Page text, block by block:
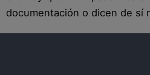
documentación o dicen de sí